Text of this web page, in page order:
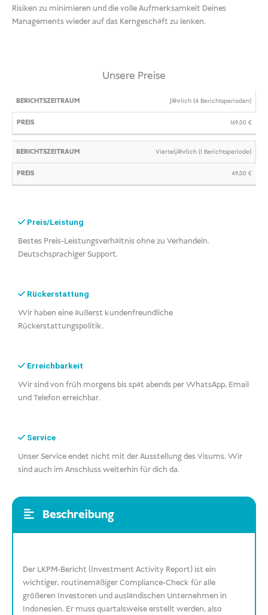
Risiken zu minimieren und die volle Aufmerksamkeit Deines
Managements wieder auf das Kerngeschäft zu lenken.
Unsere Preise
BERICHTSZEITRAUM Jährlich (4 Berichtsperioden)
169,00€
Vierteljährlich (1 Berichtsperiode)
49,00€
Preis/Leistung
Bestes Preis-Leistungsverhältnis ohne zu Verhandeln.
Deutschsprachiger Support.
Rückerstattung
Wir haben eine äußerst kundenfreundliche
Rückerstattungspolitik.
Erreichbarkeit
Wir sind von früh morgens bis spät abends per WhatsApp, Email
und Telefon erreichbar.
Service
Unser Service endet nicht mit der Ausstellung des Visums. Wir
sind auch im Anschluss weiterhin für dich da.
Beschreibung
Der LKPM-Bericht (Investment Activity Report) ist ein
wichtiger, routinemäßiger Compliance-Check für alle
größeren Investoren und ausländischen Unternehmen in
Indonesien. Er muss quartalsweise erstellt werden, also